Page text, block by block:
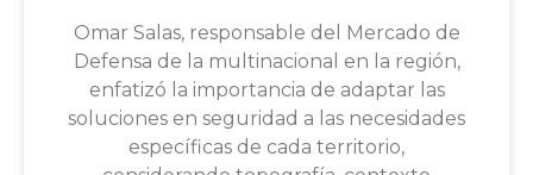
Omar Salas, responsable del Mercado de
Defensa de la multinacional en la región,
enfatizó la importancia de adaptar las
soluciones en seguridad a las necesidades
específicas de cada territorio,